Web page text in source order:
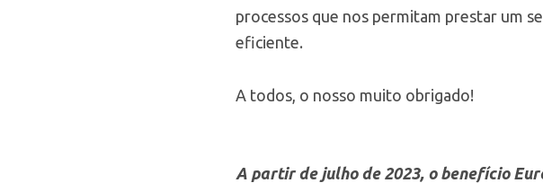
processos que nos permitam prestar um
eficiente.
A todos, o nosso muito obrigado!
A partir de julho de 2023, o benefício